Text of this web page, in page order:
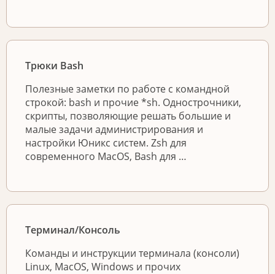
Трюки Bash
Полезные заметки по работе с командной
строкой: bash и прочие *sh. Однострочники,
скрипты, позволяющие решать большие и
малые задачи администрирования и
настройки Юникс систем. Zsh для
современного MacOS, Bash для …
Терминал/Консоль
Команды и инструкции терминала (консоли)
Linux, MacOS, Windows и прочих